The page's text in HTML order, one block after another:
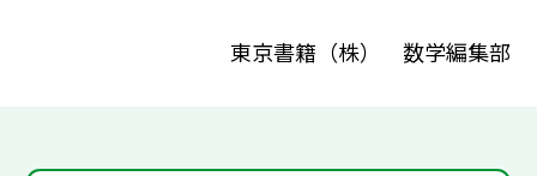
東京書籍（株） 数学編集部